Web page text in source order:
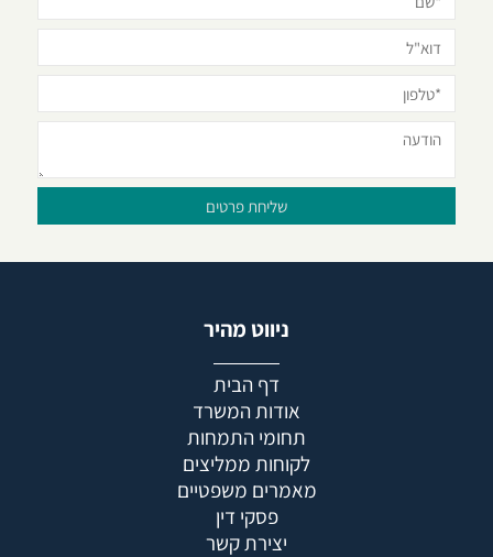
ניווט מהיר
דף הבית
אודות המשרד
תחומי התמחות
לקוחות ממליצים
מאמרים משפטיים
פסקי דין
יצירת קשר